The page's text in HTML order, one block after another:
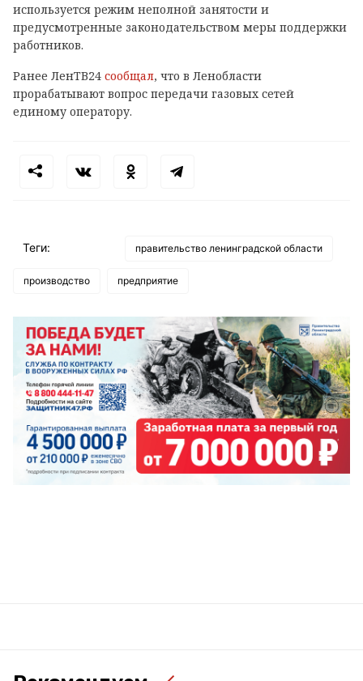
используется режим неполной занятости и
предусмотренные законодательством меры поддержки
работников.
Ранее ЛенТВ24 сообщал, что в Ленобласти
прорабатывают вопрос передачи газовых сетей
единому оператору.
Теги: правительство ленинградской области
производство предприятие